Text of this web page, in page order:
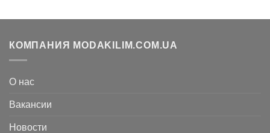
КОМПАНИЯ MODAKILIM.COM.UA
О нас
Вакансии
Новости